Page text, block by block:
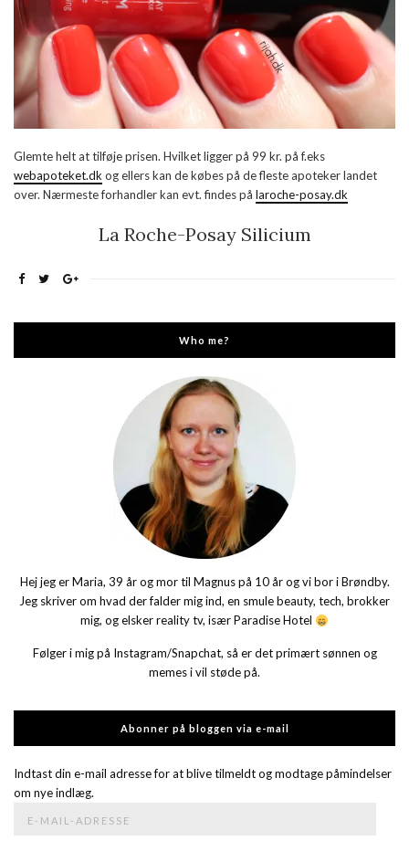
Glemte helt at tilføje prisen. Hvilket ligger på 99 kr. på f.eks
webapoteket.dkog ellers kan de købes på de fleste apoteker landet
over. Nærmeste forhandler kan evt. findes på laroche-posay.dk
La Roche-Posay Silicium
Who me?
Hej jeg er Maria, 39 år og mor til Magnus på 10 år og vi bor i Brøndby.
Jeg skriver om hvad der falder mig ind, en smule beauty, tech, brokker
mig, og elsker reality tv, især Paradise Hotel
Følger i mig på Instagram/Snapchat, så er det primært sønnen og
memes i vil støde på.
Abonner på bloggen via e-mail
Indtast din e-mail adresse for at blive tilmeldt og modtage påmindelser
om nye indlæg.